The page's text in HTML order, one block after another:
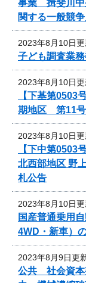
事業 揖斐川
関する一般競
2023年8月10日
子ども調査業
2023年8月10日
【下基第0503
期地区 第11号
2023年8月10日
【下中第0503
北西部地区 野
札公告
2023年8月10日
国産普通乗用
4WD・新車）
2023年8月9日更
公共 社会資本